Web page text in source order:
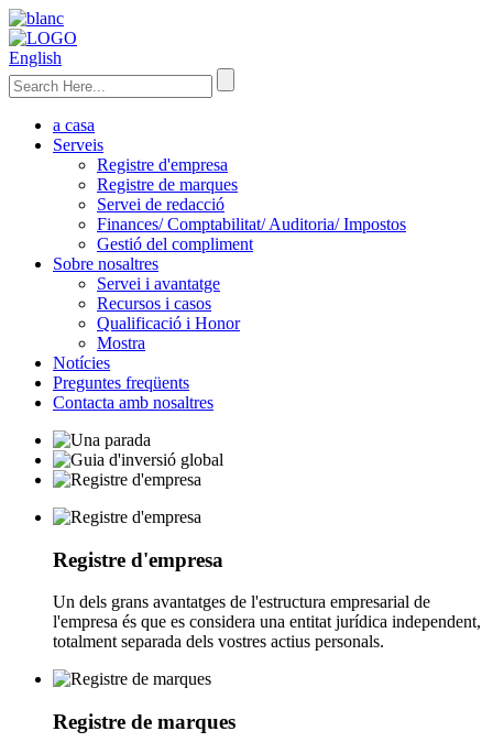
English
a casa
Serveis
Registre d'empresa
Registre de marques
Servei de redacció
Finances/ Comptabilitat/ Auditoria/ Impostos
Gestió del compliment
Sobre nosaltres
Servei i avantatge
Recursos i casos
Qualificació i Honor
Mostra
Notícies
Preguntes freqüents
Contacta amb nosaltres
Registre d'empresa
Un dels grans avantatges de l'estructura empresarial de
l'empresa és que es considera una entitat jurídica independent,
totalment separada dels vostres actius personals.
Registre de marques